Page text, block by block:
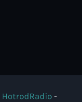
HotrodRadio -